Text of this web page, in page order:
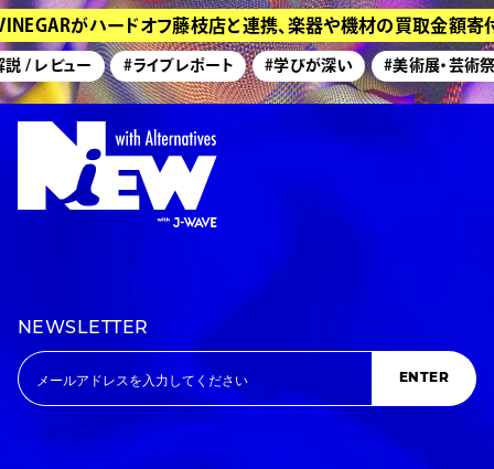
がハードオフ藤枝店と連携、楽器や機材の買取金額寄付を
ュー #ライブレポート #学びが深い #美術展・芸術祭レポ
NEWSLETTER
ENTER